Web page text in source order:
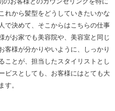
れから髪型をどうしていきたいかな
で決めて、そこからはこちらの仕事
がお家でも美容院や、美容室と同じ
客様が分かりやいように、しっかり
ことが、担当したスタイリストとし
ビスとしても、お客様にはとても大
。